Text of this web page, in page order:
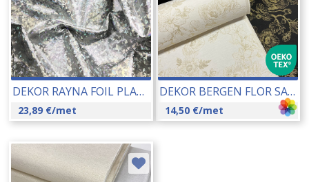
DEKOR RAYNA FOIL PLATA 140 CM 19196
23,89 €/met
DEKOR BERGEN FLOR SA METALIZIRANIM NITIMA 140 CM 22034
14,50 €/met